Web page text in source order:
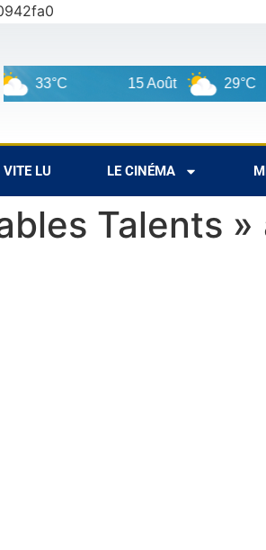
15 Août 29°C
VITE LU LE CINÉMA
Talents